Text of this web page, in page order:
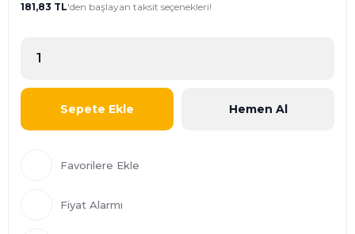
181,83 TL'den başlayan taksit seçenekleri!
Sepete Ekle Hemen Al
Fiyat Alarmı